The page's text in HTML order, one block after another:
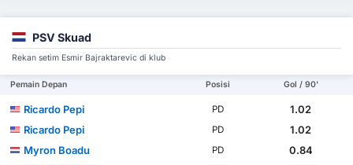
PSV Skuad
Rekan setim Esmir Bajraktarevic di klub
Pemain Depan Posisi Gol / 90'
Ricardo Pepi PD
1.02
Ricardo Pepi
PD
1.02
Myron Boadu
PD
0.84